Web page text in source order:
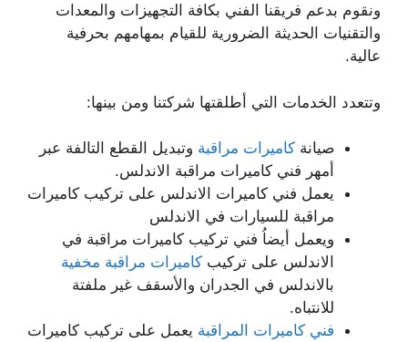
ونقوم بدعم فريقنا الفني بكافة التجهيزات والمعدات
والتقنيات الحديثة الضرورية للقيام بمهامهم بحرفية
عالية.
وتتعدد الخدمات التي أطلقتها شركتنا ومن بينها:
صيانة كاميرات مراقبة وتبديل القطع التالفة عبر
أمهر فني كاميرات مراقبة الاندلس.
يعمل فني كاميرات الاندلس على تركيب كاميرات
مراقبة للسيارات في الاندلس
ويعمل أيضاُ فني تركيب كاميرات مراقبة في
الاندلس على تركيب كاميرات مراقبة مخفية
بالاندلس في الجدران والأسقف غير ملفتة
للانتباه.
فني كاميرات المراقبة يعمل على تركيب كاميرات